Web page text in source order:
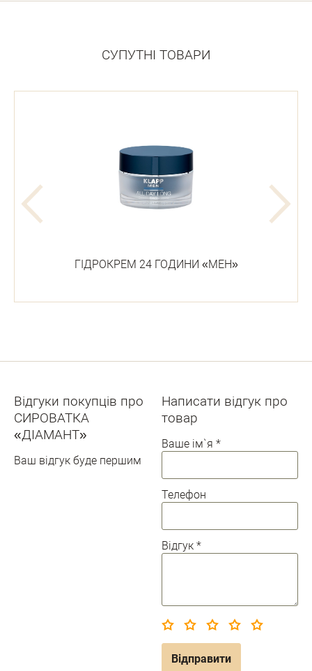
СУПУТНІ ТОВАРИ
ГІДРОКРЕМ 24 ГОДИНИ «МЕН»
Відгуки покупців про
СИРОВАТКА
«ДІАМАНТ»
Ваш відгук буде першим
Написати відгук про
товар
Ваше ім`я*
Телефон
Відгук*